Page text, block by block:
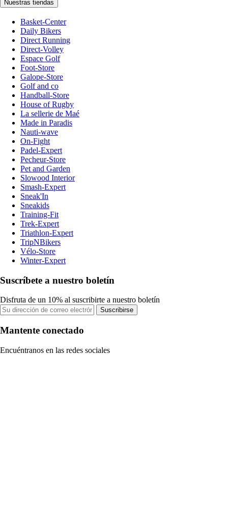
Nuestras tiendas
Basket-Center
Daily Bikers
Direct Running
Direct-Volley
Espace Golf
Foot-Store
Galope-Store
Golf and co
Handball-Store
House of Rugby
La sellerie de Maé
Made in Paradis
Nauti-wave
On-Fight
Padel-Expert
Pecheur-Store
Pet and Garden
Slowood Interior
Smash-Expert
Sneak'In
Sneakids
Training-Fit
Trek-Expert
Triathlon-Expert
TripNBikers
Vélo-Store
Winter-Expert
Suscríbete a nuestro boletín
Disfruta de un 10% al suscribirte a nuestro boletín
Suscribirse
Mantente conectado
Encuéntranos en las redes sociales